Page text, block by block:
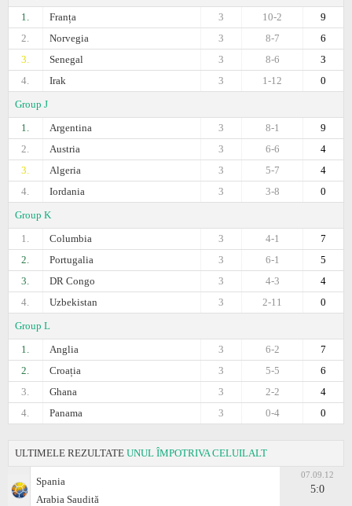
1.
Franța 9
10-2
3
2.
Norvegia 6
8-7
3
3.
Senegal 3
8-6
3
4.
Irak 0
1-12
3
Group J
1.
Argentina 9
8-1
3
2.
Austria 4
6-6
3
3.
Algeria 4
5-7
3
4.
Iordania 0
3-8
3
Group K
1.
Columbia 7
4-1
3
2.
Portugalia 5
6-1
3
3.
DR Congo 4
4-3
3
4.
Uzbekistan 0
2-11
3
Group L
1.
Anglia 7
6-2
3
2.
Croația 6
5-5
3
3.
Ghana 4
2-2
3
4.
Panama 0
0-4
3
ULTIMELE REZULTATE UNUL ÎMPOTRIVA CELUILALT
Spania
Arabia Saudită
07.09.12
5:0